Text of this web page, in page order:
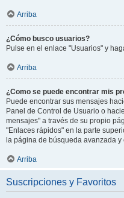
Arriba
¿Cómo busco usuarios?
Pulse en el enlace "Usuarios" y
Arriba
¿Como se puede encontrar mis
Puede encontrar sus mensajes
Panel de Control de Usuario o
mensajes" a través de su propio
"Enlaces rápidos" en la parte
la página de búsqueda avanzada
Arriba
Suscripciones y Favoritos